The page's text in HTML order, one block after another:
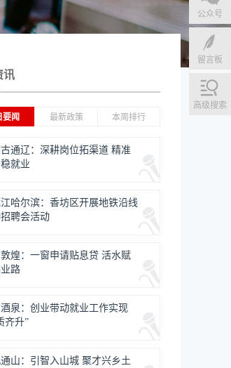
公众号
留言板
高级搜索
讯
要闻 最新政策 本周排行
通辽：深耕岗位拓渠道 精准
就业
哈尔滨：香坊区开展地铁沿线
聘会活动
煌：一窗申请贴息贷 活水赋
路
泉：创业带动就业工作实现
齐升”
山：引智入山城 聚才兴乡土